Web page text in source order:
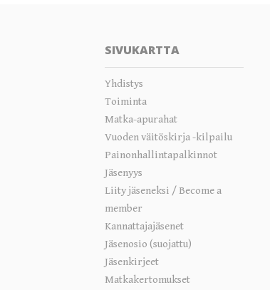
SIVUKARTTA
Yhdistys
Toiminta
Matka-apurahat
Vuoden väitöskirja -kilpailu
Painonhallintapalkinnot
Jäsenyys
Liity jäseneksi / Become a
member
Kannattajajäsenet
Jäsenosio (suojattu)
Jäsenkirjeet
Matkakertomukset